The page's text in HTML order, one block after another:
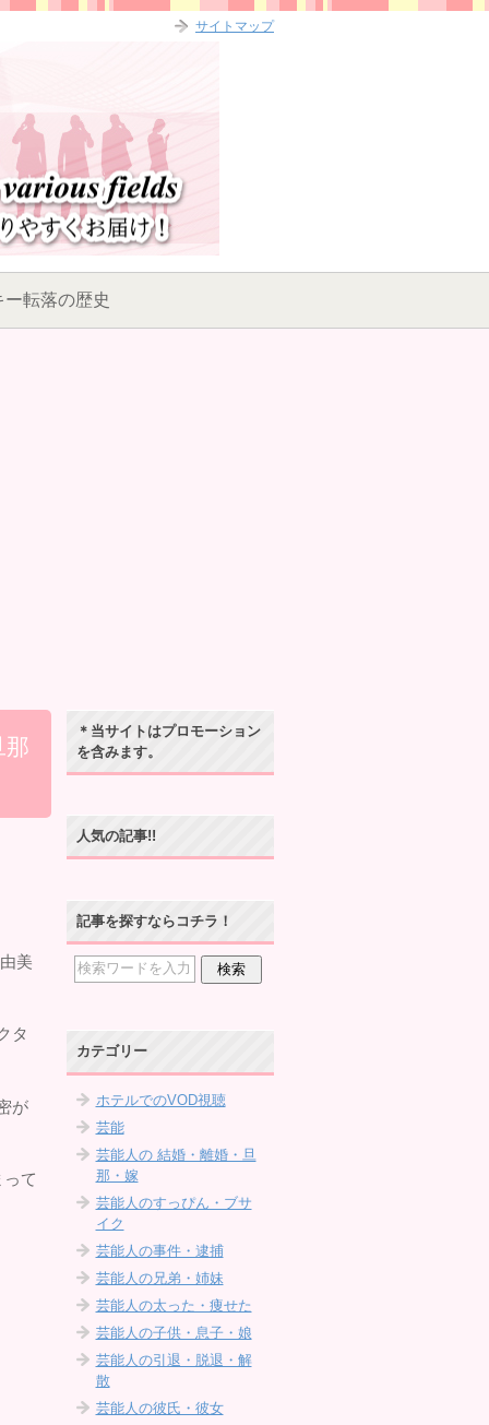
転落の歴史
那
美
タ
が
て
＊当サイトはプロモーション
を含みます。
人気の記事!!
記事を探すならコチラ！
カテゴリー
ホテルでのVOD視聴
芸能
芸能人の 結婚・離婚・旦
那・嫁
芸能人のすっぴん・ブサ
イク
芸能人の事件・逮捕
芸能人の兄弟・姉妹
芸能人の太った・痩せた
芸能人の子供・息子・娘
芸能人の引退・脱退・解
散
芸能人の彼氏・彼女
サイトマップ